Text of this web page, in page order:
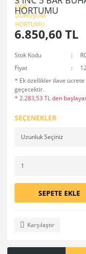
HORTUMU
6.850,60 TL
Stok Kodu
Fiyat
* Ek özellikler ilave ücrete
geçecektir.
* 2.283,53 TL den
SEÇENEKLER
SEPETE EKLE
Karşılaştır